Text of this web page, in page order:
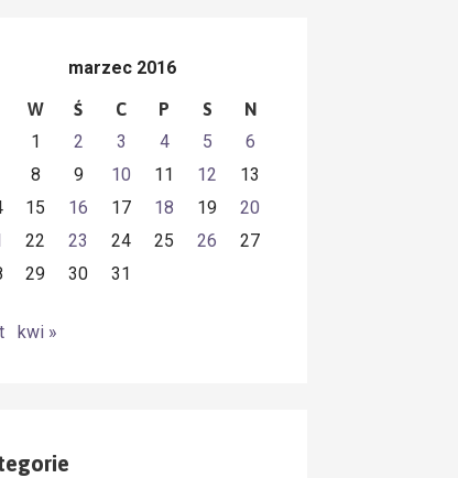
marzec 2016
W Ś C P S N
1 2 3 4 5
6
8 9 10 11 12
13
15 16 17 18 19
20
22 23 24 25 26
27
29 30 31
kwi »